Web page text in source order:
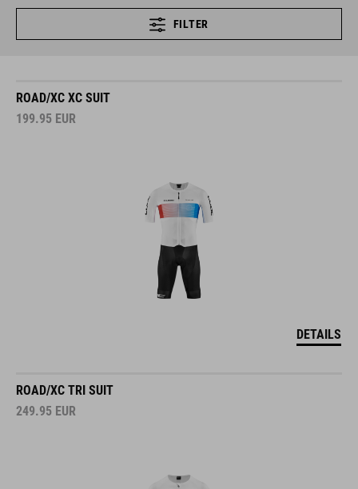
FILTER
ROAD/XC XC SUIT
199.95 EUR
DETAILS
ROAD/XC TRI SUIT
249.95 EUR